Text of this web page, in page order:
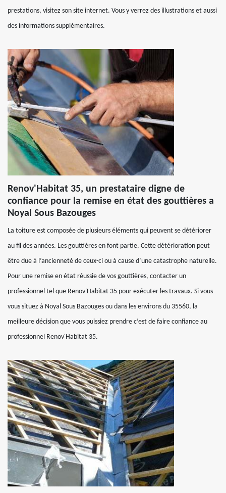
prestations, visitez son site internet. Vous y verrez des illustrations et aussi
des informations supplémentaires.
Renov'Habitat 35, un prestataire digne de
confiance pour la remise en état des gouttières a
Noyal Sous Bazouges
La toiture est composée de plusieurs éléments qui peuvent se détériorer
au fil des années. Les gouttières en font partie. Cette détérioration peut
être due à l’ancienneté de ceux-ci ou à cause d’une catastrophe naturelle.
Pour une remise en état réussie de vos gouttières, contacter un
professionnel tel que Renov'Habitat 35 pour exécuter les travaux. Si vous
vous situez à Noyal Sous Bazouges ou dans les environs du 35560, la
meilleure décision que vous puissiez prendre c’est de faire confiance au
professionnel Renov'Habitat 35.